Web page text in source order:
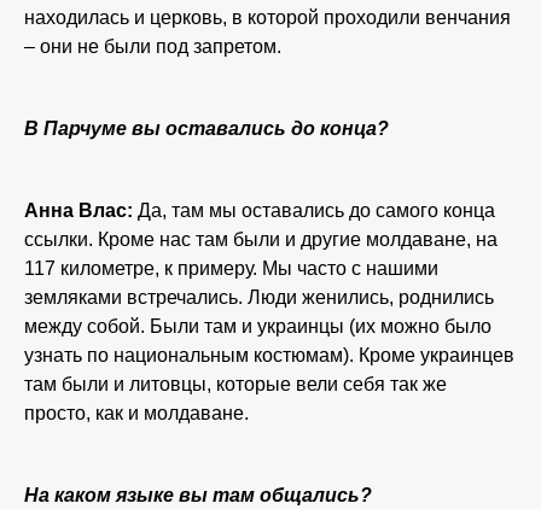
находилась и церковь, в которой проходили венчания
– они не были под запретом.
В Парчуме вы оставались до конца?
Анна Влас: Да, там мы оставались до самого конца
ссылки. Кроме нас там были и другие молдаване, на
117 километре, к примеру. Мы часто с нашими
земляками встречались. Люди женились, роднились
между собой. Были там и украинцы (их можно было
узнать по национальным костюмам). Кроме украинцев
там были и литовцы, которые вели себя так же
просто, как и молдаване.
На каком языке вы там общались?